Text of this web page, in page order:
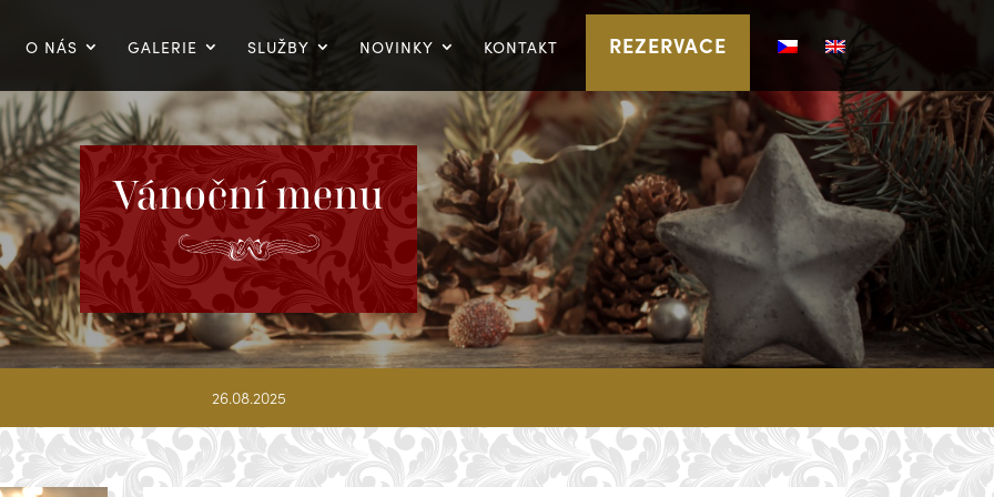
O NÁS GALERIE SLUŽBY NOVINKY KONTAKT REZERVACE
Vánoční menu
26.08.2025